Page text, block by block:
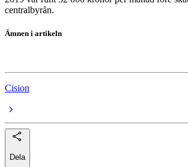
centralbyrån.
Ämnen i artikeln
Cision
Dela